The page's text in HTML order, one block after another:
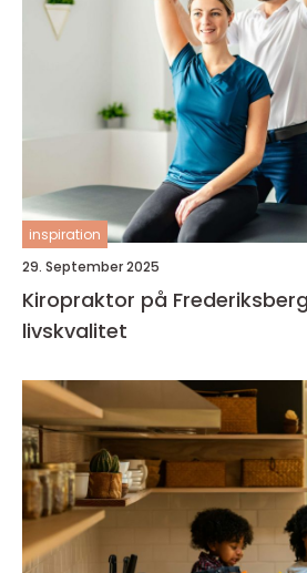
inspiration
29. September 2025
Kiropraktor på
livskvalitet